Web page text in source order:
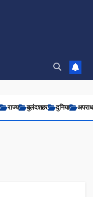
राज्य बुलंदशहर दुनिया अपराध